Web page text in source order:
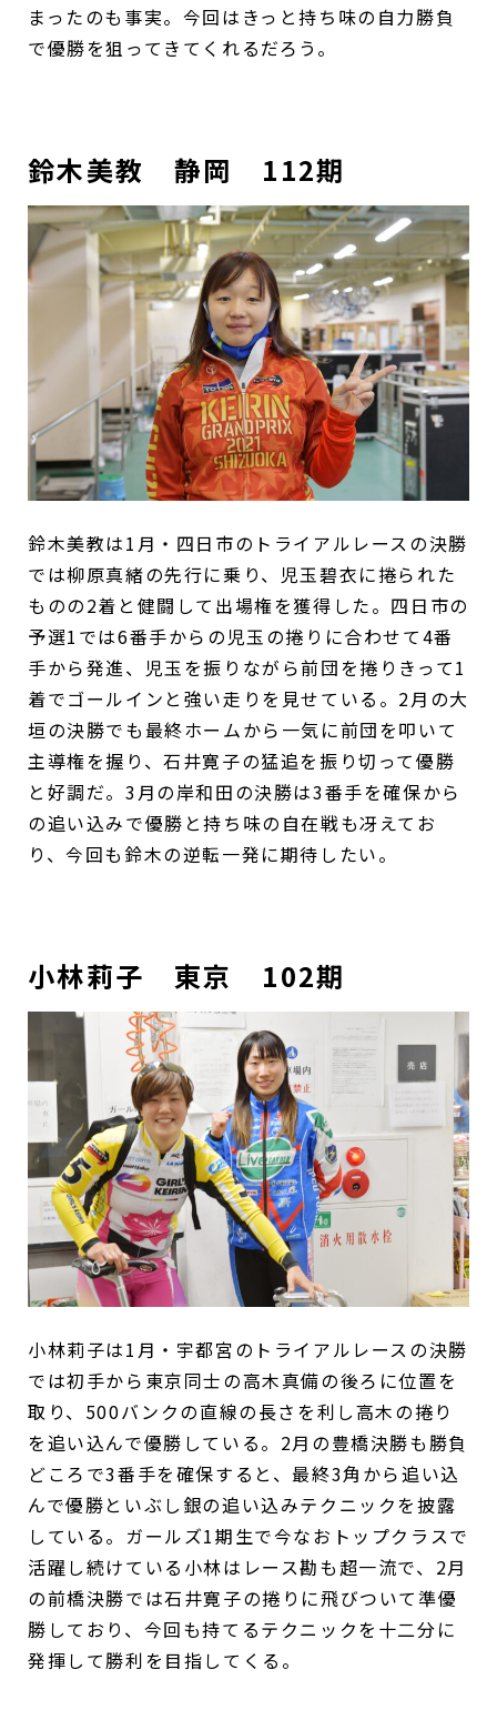
まったのも事実。今回はきっと持ち味の自力勝負
で優勝を狙ってきてくれるだろう。
鈴木美教 静岡 112期
鈴木美教は1月・四日市のトライアルレースの決勝
では柳原真緒の先行に乗り、児玉碧衣に捲られた
ものの2着と健闘して出場権を獲得した。四日市の
予選1では6番手からの児玉の捲りに合わせて4番
手から発進、児玉を振りながら前団を捲りきって1
着でゴールインと強い走りを見せている。2月の大
垣の決勝でも最終ホームから一気に前団を叩いて
主導権を握り、石井寛子の猛追を振り切って優勝
と好調だ。3月の岸和田の決勝は3番手を確保から
の追い込みで優勝と持ち味の自在戦も冴えてお
り、今回も鈴木の逆転一発に期待したい。
小林莉子 東京 102期
小林莉子は1月・宇都宮のトライアルレースの決勝
では初手から東京同士の高木真備の後ろに位置を
取り、500バンクの直線の長さを利し高木の捲り
を追い込んで優勝している。2月の豊橋決勝も勝負
どころで3番手を確保すると、最終3角から追い込
んで優勝といぶし銀の追い込みテクニックを披露
している。ガールズ1期生で今なおトップクラスで
活躍し続けている小林はレース勘も超一流で、2月
の前橋決勝では石井寛子の捲りに飛びついて準優
勝しており、今回も持てるテクニックを十二分に
発揮して勝利を目指してくる。